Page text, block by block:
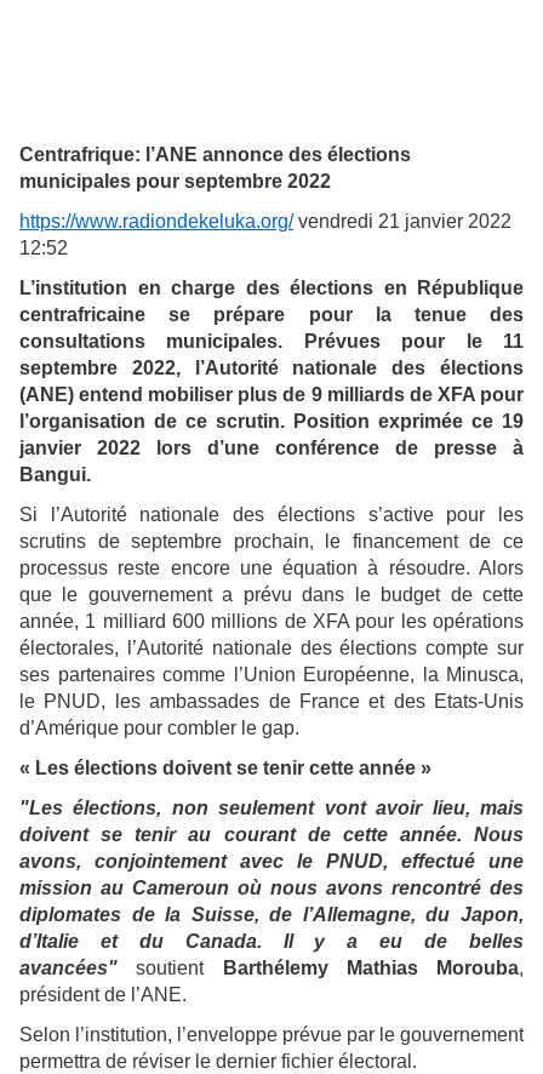
Centrafrique: l’ANE annonce des élections
municipales pour septembre 2022
https://www.radiondekeluka.org/vendredi 21 janvier 2022
12:52
L’institution en charge des élections en République
centrafricaine se prépare pour la tenue des
consultations municipales. Prévues pour le 11
septembre 2022, l’Autorité nationale des élections
(ANE) entend mobiliser plus de 9 milliards de XFA pour
l’organisation de ce scrutin. Position exprimée ce 19
janvier 2022 lors d’une conférence de presse à
Bangui.
Si l’Autorité nationale des élections s’active pour les
scrutins de septembre prochain, le financement de ce
processus reste encore une équation à résoudre. Alors
que le gouvernement a prévu dans le budget de cette
année, 1 milliard 600 millions de XFA pour les opérations
électorales, l’Autorité nationale des élections compte sur
ses partenaires comme l’Union Européenne, la Minusca,
le PNUD, les ambassades de France et des Etats-Unis
d’Amérique pour combler le gap.
« Les élections doivent se tenir cette année »
"Les élections, non seulement vont avoir lieu, mais
doivent se tenir au courant de cette année. Nous
avons, conjointement avec le PNUD, effectué une
mission au Cameroun où nous avons rencontré des
diplomates de la Suisse, de l’Allemagne, du Japon,
d’Italie et du Canada. Il y a eu de belles
avancées"
soutient Barthélemy Mathias Morouba,
président de l’ANE.
Selon l’institution, l’enveloppe prévue par le gouvernement
permettra de réviser le dernier fichier électoral.